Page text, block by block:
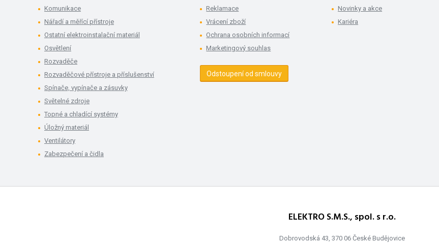
Komunikace
Nářadí a měřící přístroje
Ostatní elektroinstalační materiál
Osvětlení
Rozvaděče
Rozvaděčové přístroje a příslušenství
Spínače, vypínače a zásuvky
Světelné zdroje
Topné a chladící systémy
Úložný materiál
Ventilátory
Zabezpečení a čidla
Reklamace
Vrácení zboží
Ochrana osobních informací
Marketingový souhlas
Odstoupení od smlouvy
Novinky a akce
Kariéra
ELEKTRO S.M.S., spol. s r.o.
Dobrovodská 43, 370 06 České Budějovice